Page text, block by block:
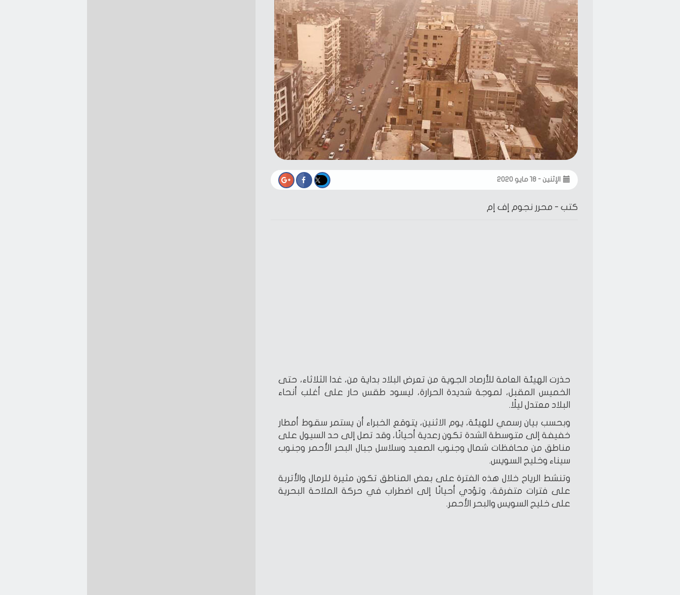
الإثنين - ١٨ مايو ٢٠٢٠
كتب - محرر نجوم إف إم
حذرت الهيئة العامة للأرصاد الجوية من تعرض البلاد بداية من، غدا الثلاثاء، حتى
الخميس المقبل، لموجة شديدة الحرارة، ليسود طقس حار على أغلب أنحاء
البلاد معتدل ليلًا.
وبحسب بيان رسمي للهيئة، يوم الاثنين، يتوقع الخبراء أن يستمر سقوط أمطار
خفيفة إلى متوسطة الشدة تكون رعدية أحيانًا، وقد تصل إلى حد السيول على
مناطق من محافظات شمال وجنوب الصعيد وسلاسل جبال البحر الأحمر وجنوب
سيناء وخليج السويس.
وتنشط الرياح خلال هذه الفترة على بعض المناطق تكون مثيرة للرمال والأتربة
على فترات متفرقة، وتؤدي أحيانًا إلى اضطراب في حركة الملاحة البحرية
على خليج السويس والبحر الأحمر.